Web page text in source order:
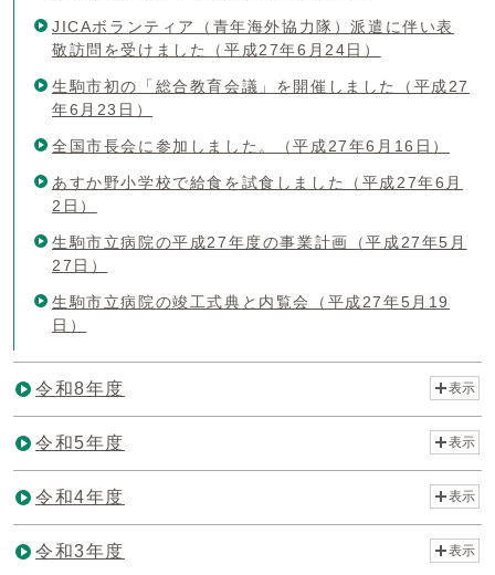
JICAボランティア（青年海外協力隊）派遣に伴い表
敬訪問を受けました（平成27年6月24日）
生駒市初の「総合教育会議」を開催しました（平成27
年6月23日）
全国市長会に参加しました。（平成27年6月16日）
あすか野小学校で給食を試食しました（平成27年6月
2日）
生駒市立病院の平成27年度の事業計画（平成27年5月
27日）
生駒市立病院の竣工式典と内覧会（平成27年5月19
日）
令和8年度 表示
令和5年度 表示
令和4年度 表示
令和3年度 表示